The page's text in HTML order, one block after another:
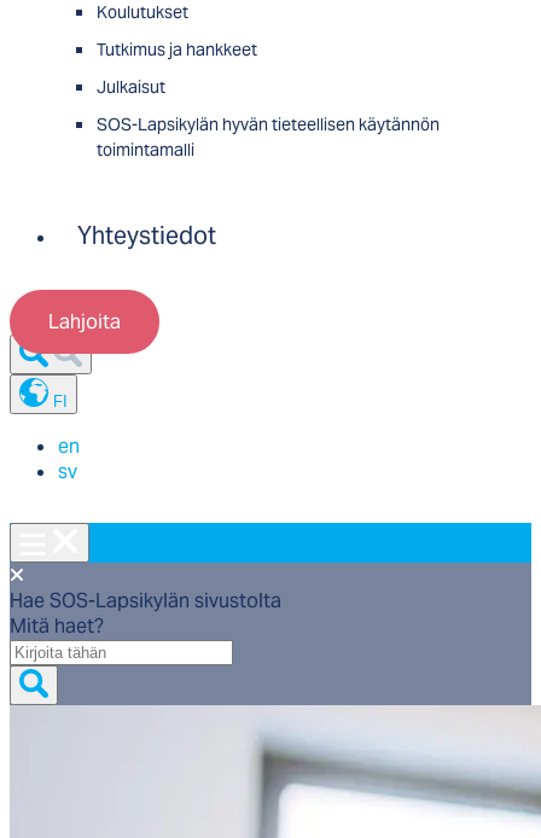
Koulutukset
Tutkimus ja hankkeet
Julkaisut
SOS-Lapsikylän hyvän tieteellisen käytännön
toimintamalli
Yhteystiedot
Lahjoita
FI
en
sv
Hae SOS-Lapsikylän sivustolta
Mitä haet?
Mitä
haet?